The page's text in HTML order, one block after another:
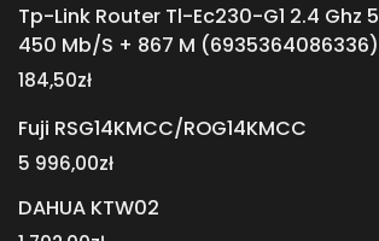
Tp-Link Router Tl-Ec230-G1 2.4 Ghz 5
450 Mb/S + 867 M (6935364086336)
184,50zł
Fuji RSG14KMCC/ROG14KMCC
5 996,00zł
DAHUA KTW02